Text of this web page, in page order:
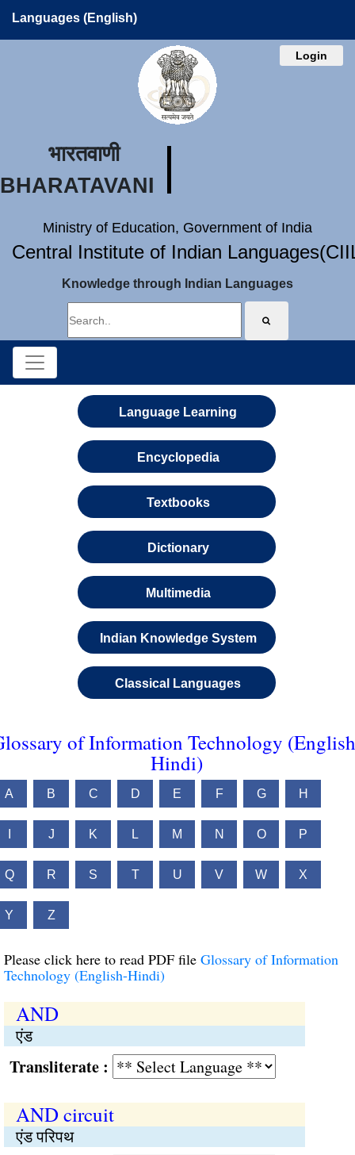
Languages (English)
Login
भारतवाणी
BHARATAVANI
Ministry of Education, Government of India
Central Institute of Indian
Knowledge through Indian Languages
Language Learning
Encyclopedia
Textbooks
Dictionary
Multimedia
Indian Knowledge System
Classical Languages
of Information Technology
Hindi)
A B C D E F G H
J K L M N O P
Q R S T U V W X
Y Z
Please click here to read PDF file Glossary of Information
Technology (English-Hindi)
AND
एंड
:
AND circuit
एंड परिपथ